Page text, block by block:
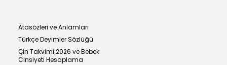
Atasözleri ve Anlamları
Türkçe Deyimler Sözlüğü
Çin Takvimi 2026 ve Bebek
Cinsiyeti Hesaplama